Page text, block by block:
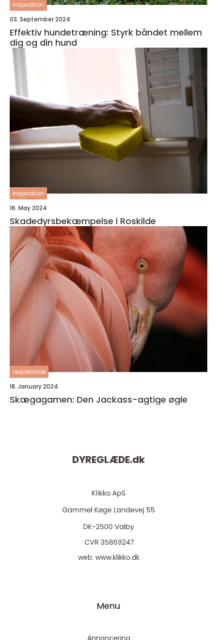
inspiration
03. September 2024
Effektiv hundetræning: Styrk båndet mellem
dig og din hund
inspiration
16. May 2024
Skadedyrsbekæmpelse i Roskilde
redaktionel
18. January 2024
Skægagamen: Den Jackass-agtige øgle
DYREGLÆDE.dk
web: www.klikko.dk
Menu
Annoncering